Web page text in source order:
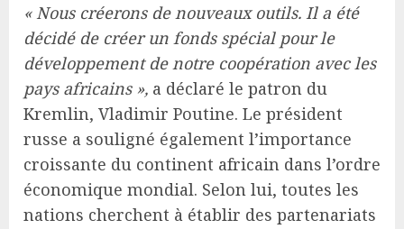
« Nous créerons de nouveaux outils. Il a été
décidé de créer un fonds spécial pour le
développement de notre coopération avec les
pays africains », a déclaré le patron du
Kremlin, Vladimir Poutine. Le président
russe a souligné également l’importance
croissante du continent africain dans l’ordre
économique mondial. Selon lui, toutes les
nations cherchent à établir des partenariats